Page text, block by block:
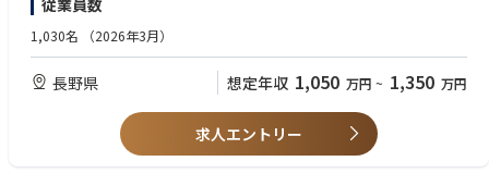
・法務、会計、CSR、ﾘｽｸﾏﾈｼﾞﾒﾝﾄ関連の部門、事務所に勤務された経験
・財務諸表に関する業務経験
従業員数
1,030名 （2026年3月）
長野県 想定年収 1,050 万円 ~ 1,350 万円
求人エントリー